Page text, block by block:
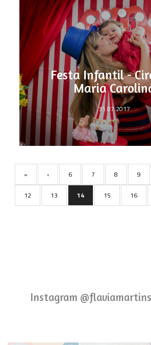
Festa Infantil -
Maria
31.07.2017
« ‹ 6 7 8 9
12 13 14 15 16
Instagram